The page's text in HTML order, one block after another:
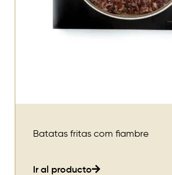
Batatas fritas com fiambre
Ir al producto